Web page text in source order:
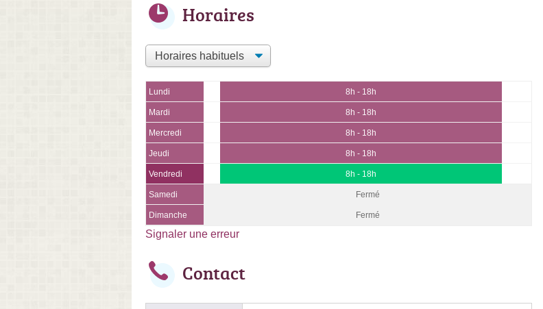
Horaires
Lundi 8h - 18h
Mardi 8h - 18h
Mercredi 8h - 18h
Jeudi 8h - 18h
Vendredi 8h - 18h
Samedi Fermé
Dimanche Fermé
Signaler une erreur
Contact